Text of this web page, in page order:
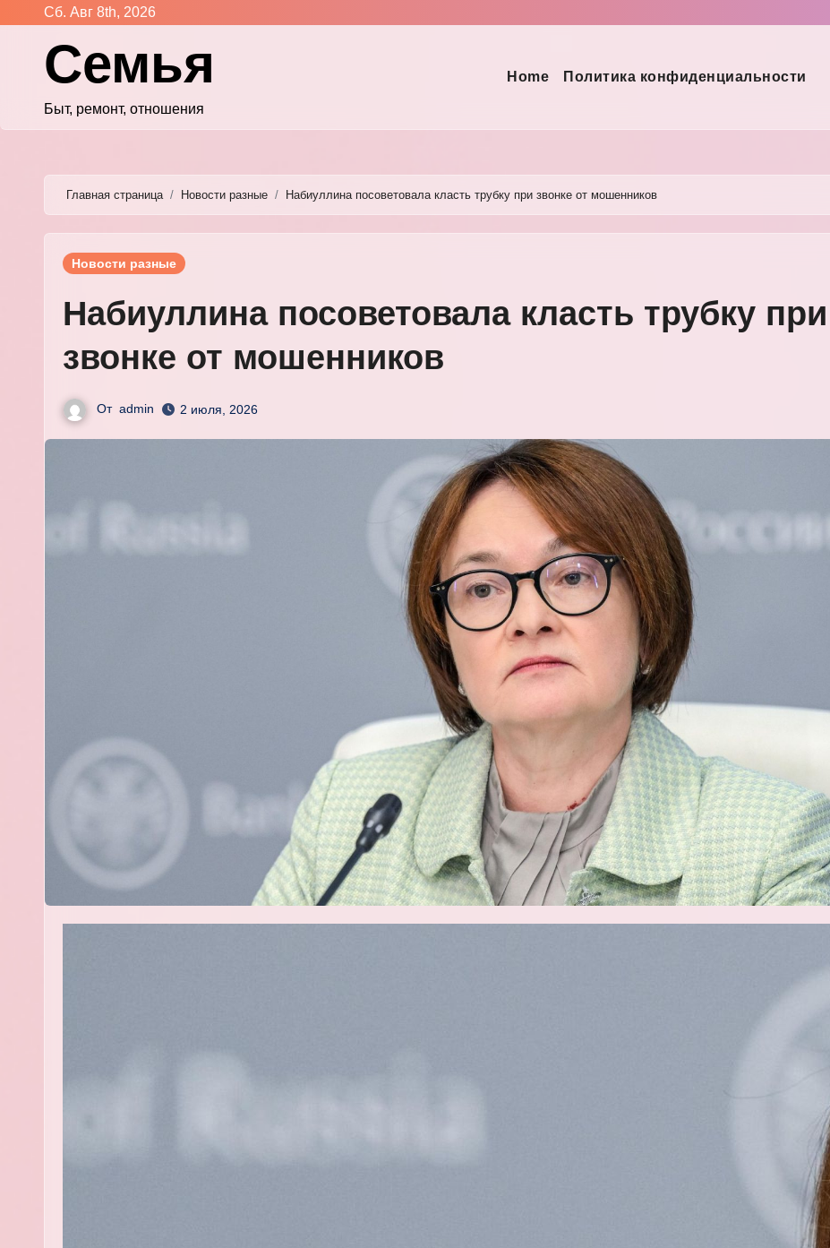
Перейти
содержимому
Сб. Авг 8th, 2026
Семья
Быт, ремонт, отношения
Home Политика конфиденциальности
Главная страница Новости разные Набиуллина посоветовала класть трубку при звонке от мошенников
Новости разные
Набиуллина посоветовала класть трубку при
звонке от мошенников
От admin 2 июля, 2026